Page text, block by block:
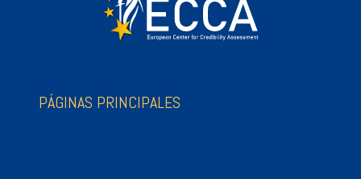
PÁGINAS PRINCIPALES